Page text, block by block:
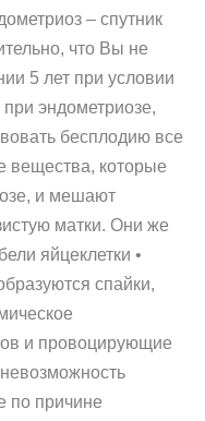
– спутник
что Вы не
5 лет при условии
эндометриозе,
бесплодию все
вещества, которые
и мешают
матки. Они же
яйцеклетки •
спайки,
и провоцирующие
по причине